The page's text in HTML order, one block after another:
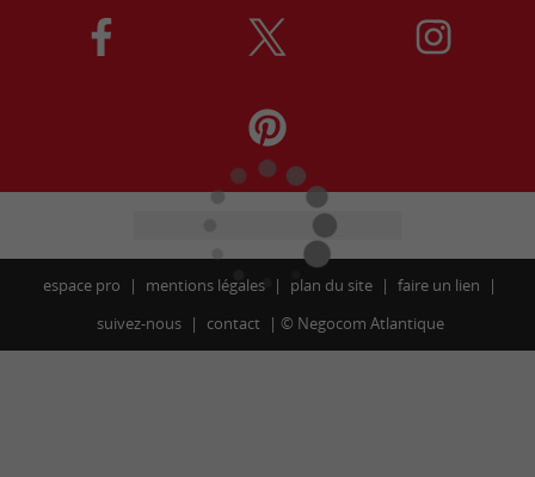
espace pro mentions légales plan du site
faire un lien
suivez-nous
contact © Negocom Atlantique